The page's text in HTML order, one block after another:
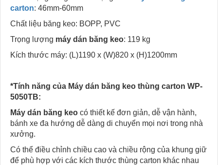
carton: 46mm-60mm
Chất liệu băng keo: BOPP, PVC
Trọng lượng máy dán băng keo: 119 kg
Kích thước máy: (L)1190 x (W)820 x (H)1200mm
*Tính năng của Máy dán băng keo thùng carton WP-
5050TB:
Máy dán băng keo có thiết kế đơn giản, dễ vận hành,
bánh xe đa hướng dễ dàng di chuyển mọi nơi trong nhà
xưởng.
Có thể điều chỉnh chiều cao và chiều rộng của khung giữ
để phù hợp với các kích thước thùng carton khác nhau